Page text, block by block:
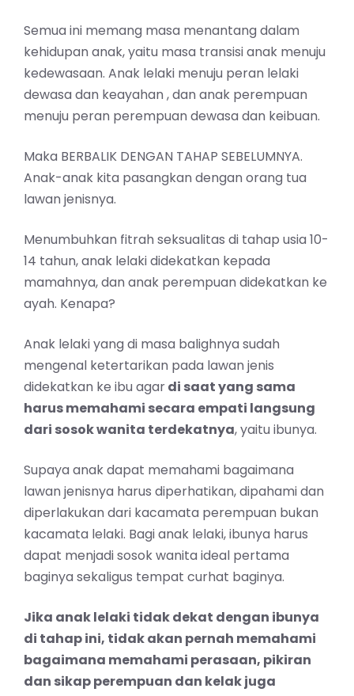
Semua ini memang masa menantang dalam
kehidupan anak, yaitu masa transisi anak menuju
kedewasaan. Anak lelaki menuju peran lelaki
dewasa dan keayahan , dan anak perempuan
menuju peran perempuan dewasa dan keibuan.
Maka BERBALIK DENGAN TAHAP SEBELUMNYA.
Anak-anak kita pasangkan dengan orang tua
lawan jenisnya.
Menumbuhkan fitrah seksualitas di tahap usia 10-
14 tahun, anak lelaki didekatkan kepada
mamahnya, dan anak perempuan didekatkan ke
ayah. Kenapa?
Anak lelaki yang di masa balighnya sudah
mengenal ketertarikan pada lawan jenis
didekatkan ke ibu agardi saat yang sama
harus memahami secara empati langsung
dari sosok wanita terdekatnya, yaitu ibunya.
Supaya anak dapat memahami bagaimana
lawan jenisnya harus diperhatikan, dipahami dan
diperlakukan dari kacamata perempuan bukan
kacamata lelaki. Bagi anak lelaki, ibunya harus
dapat menjadi sosok wanita ideal pertama
baginya sekaligus tempat curhat baginya.
Jika anak lelaki tidak dekat dengan ibunya
di tahap ini, tidak akan pernah memahami
bagaimana memahami perasaan, pikiran
dan sikap perempuan dan kelak juga